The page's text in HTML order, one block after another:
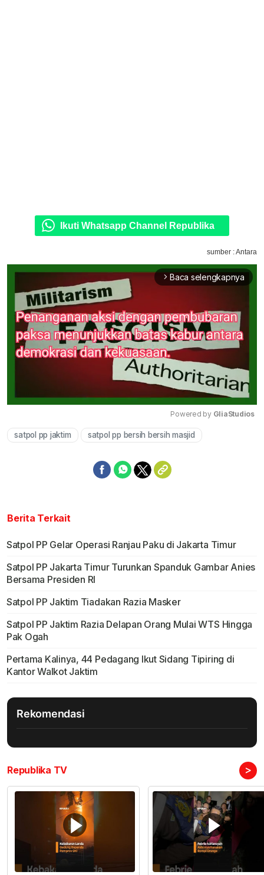
Ikuti Whatsapp Channel Republika
sumber : Antara
arrow_forward_ios Baca selengkapnya
Powered by GliaStudios
satpol pp jaktim satpol pp bersih bersih masjid
Berita Terkait
Satpol PP Gelar Operasi Ranjau Paku di Jakarta Timur
Satpol PP Jakarta Timur Turunkan Spanduk Gambar Anies
Bersama Presiden RI
Satpol PP Jaktim Tiadakan Razia Masker
Satpol PP Jaktim Razia Delapan Orang Mulai WTS Hingga
Pak Ogah
Pertama Kalinya, 44 Pedagang Ikut Sidang Tipiring di
Kantor Walkot Jaktim
Rekomendasi
Republika TV >